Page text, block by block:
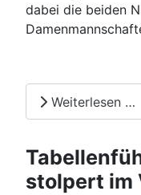
dabei die beiden
Weiterlesen …
stolpert im